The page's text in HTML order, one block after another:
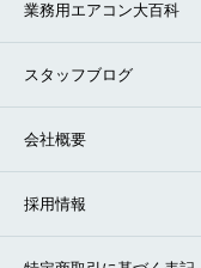
業務用エアコン大百科
スタッフブログ
会社概要
採用情報